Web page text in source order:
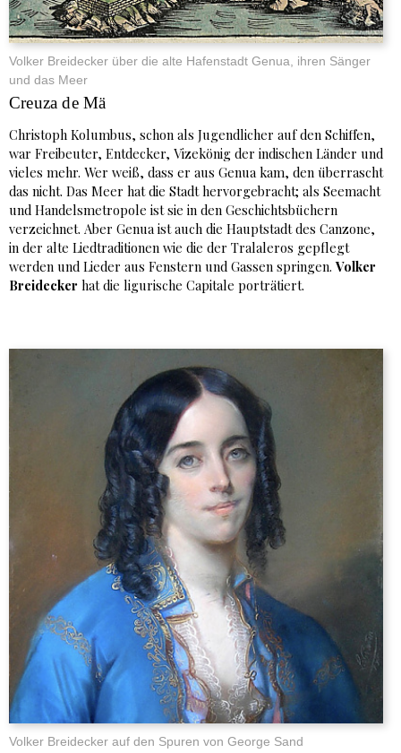
Volker Breidecker über die alte Hafenstadt Genua, ihren Sänger
und das Meer
Creuza de Mä
Christoph Kolumbus, schon als Jugendlicher auf den Schiffen,
war Freibeuter, Entdecker, Vizekönig der indischen Länder und
vieles mehr. Wer weiß, dass er aus Genua kam, den überrascht
das nicht. Das Meer hat die Stadt hervorgebracht; als Seemacht
und Handelsmetropole ist sie in den Geschichtsbüchern
verzeichnet. Aber Genua ist auch die Hauptstadt des Canzone,
in der alte Liedtraditionen wie die der Tralaleros gepflegt
werden und Lieder aus Fenstern und Gassen springen. Volker
Breidecker hat die ligurische Capitale porträtiert.
Volker Breidecker auf den Spuren von George Sand